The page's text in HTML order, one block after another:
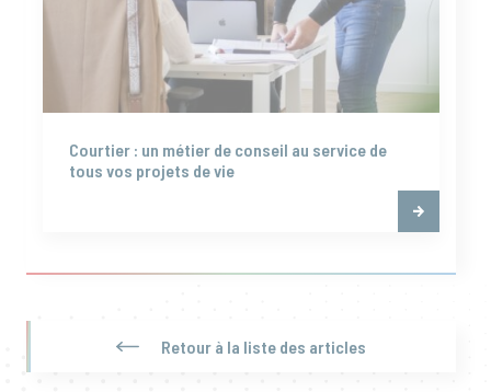
Courtier : un métier de conseil au service de
tous vos projets de vie
Retour à la liste des articles